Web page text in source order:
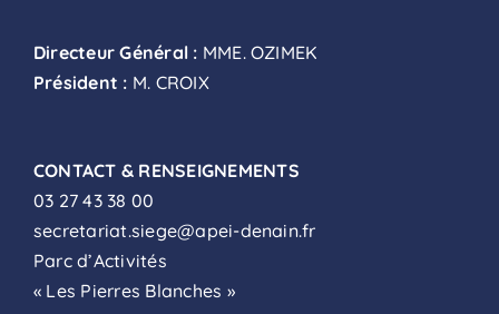
Directeur Général : MME. OZIMEK
Président : M. CROIX
CONTACT & RENSEIGNEMENTS
03 27 43 38 00
secretariat.siege@apei-denain.fr
Parc d’Activités
« Les Pierres Blanches »